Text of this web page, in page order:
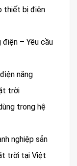
thiết bị điện
– Yêu cầu
năng
trời
trong hệ
nghiệp sản
trời tại Việt